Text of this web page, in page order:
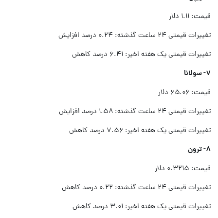
قیمت: ۱.۱۱ دلار
تغییرات قیمتی ۲۴ ساعت گذشته: ۰.۲۴ درصد افزایش
تغییرات قیمتی یک هفته اخیر: ۶.۴۱ درصد کاهش
۷- سولانا
قیمت: ۶۵.۰۶ دلار
تغییرات قیمتی ۲۴ ساعت گذشته: ۱.۵۸ درصد افزایش
تغییرات قیمتی یک هفته اخیر: ۷.۵۶ درصد کاهش
۸- ترون
قیمت: ۰.۳۲۱۵ دلار
تغییرات قیمتی ۲۴ ساعت گذشته: ۰.۲۲ درصد کاهش
تغییرات قیمتی یک هفته اخیر: ۳.۰۱ درصد کاهش